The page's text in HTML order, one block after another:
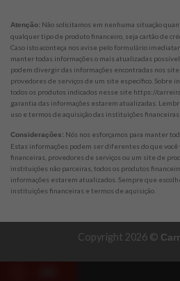
Atenção: Não solicitamos em nenhuma situação
qualquer tipo de produto financeiro, seja cartão de
Caso isto aconteça nos avise pelo formulário
manter todas informações o mais atualizadas
podem divergir das informações encontradas nos
provedores de serviços de um site específico. Sobre
todos os produtos indicados nesse site https://
garantia das informações estarem atualizadas.
uso e termos de aquisição das instituições financeiras
Considerações: Nós nos esforçamos para manter
Estas informações podem ser diferentes do que
financeiras, provedores de serviços ou um site de
instituições não parceiras, todos os produtos
informações estarem atualizados. Sempre que
instituições financeiras e termos de aquisição.
Copyright 2026 ©